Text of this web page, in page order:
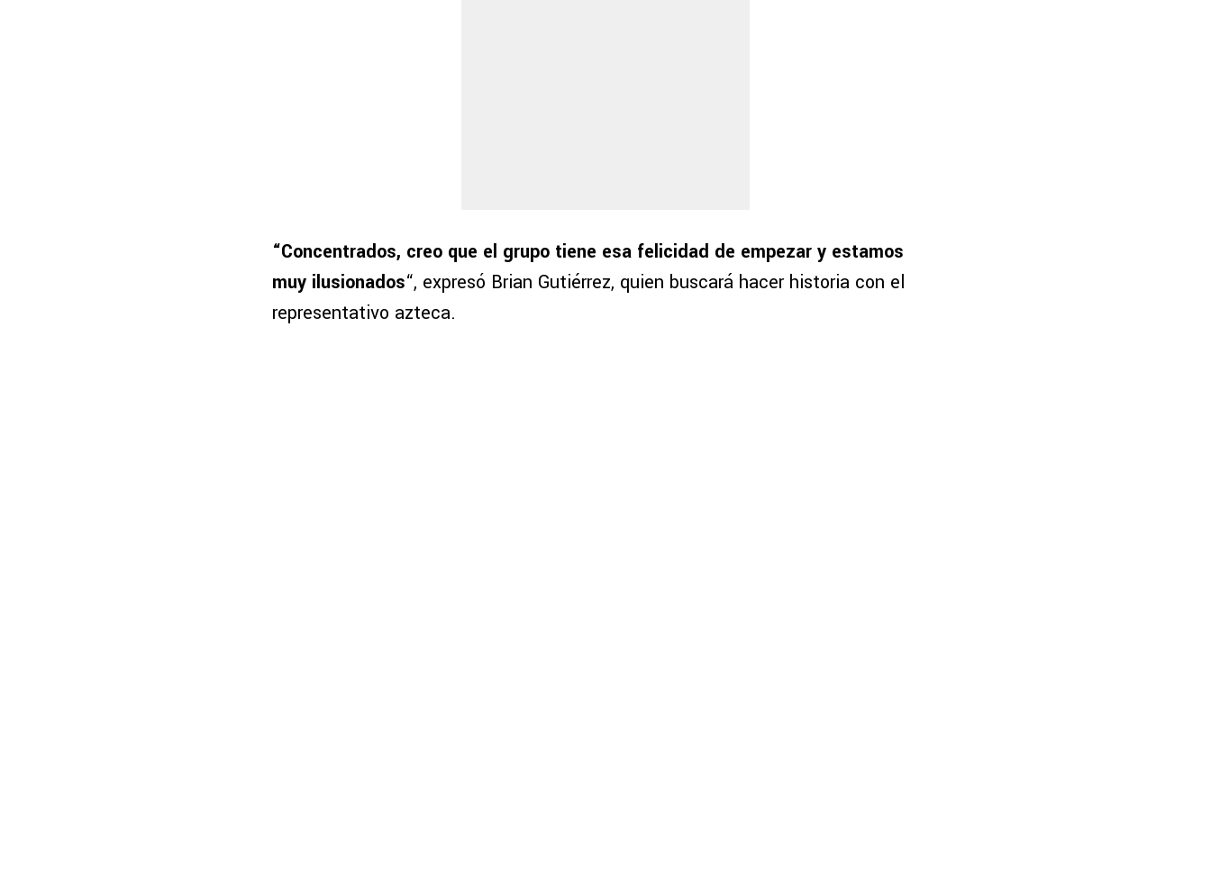
“Concentrados, creo que el grupo tiene esa felicidad de empezar y estamos
muy ilusionados“, expresó Brian Gutiérrez, quien buscará hacer historia con el
representativo azteca.